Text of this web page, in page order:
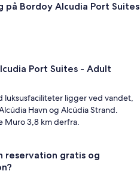
på Bordoy Alcudia Port Suites
Port Suites - Adult
luksusfaciliteter ligger ved vandet,
Havn og Alcúdia Strand.
Muro 3,8 km derfra.
reservation gratis og